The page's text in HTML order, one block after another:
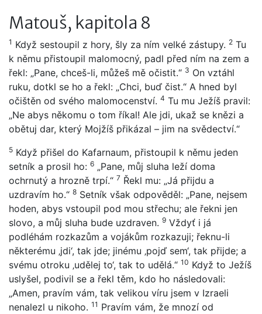
Matouš, kapitola 8
1 Když sestoupil z hory, šly za ním velké zástupy. 2 Tu
k němu přistoupil malomocný, padl před ním na zem a
řekl: „Pane, chceš-li, můžeš mě očistit.“ 3 On vztáhl
ruku, dotkl se ho a řekl: „Chci, buď čist.“ A hned byl
očištěn od svého malomocenství. 4 Tu mu Ježíš pravil:
„Ne abys někomu o tom říkal! Ale jdi, ukaž se knězi a
obětuj dar, který Mojžíš přikázal – jim na svědectví.“
5 Když přišel do Kafarnaum, přistoupil k němu jeden
setník a prosil ho: 6 „Pane, můj sluha leží doma
ochrnutý a hrozně trpí.“ 7 Řekl mu: „Já přijdu a
uzdravím ho.“ 8 Setník však odpověděl: „Pane, nejsem
hoden, abys vstoupil pod mou střechu; ale řekni jen
slovo, a můj sluha bude uzdraven. 9 Vždyť i já
podléhám rozkazům a vojákům rozkazuji; řeknu-li
některému ‚jdi‘, tak jde; jinému ‚pojď sem‘, tak přijde; a
svému otroku ‚udělej to‘, tak to udělá.“ 10 Když to Ježíš
uslyšel, podivil se a řekl těm, kdo ho následovali:
„Amen, pravím vám, tak velikou víru jsem v Izraeli
nenalezl u nikoho. 11 Pravím vám, že mnozí od